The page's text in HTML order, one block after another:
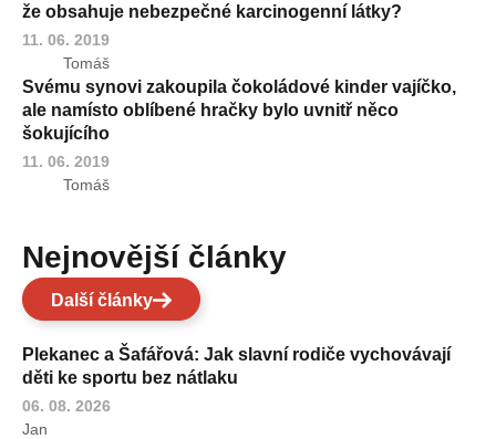
že obsahuje nebezpečné karcinogenní látky?
11. 06. 2019
Tomáš
Svému synovi zakoupila čokoládové kinder vajíčko,
ale namísto oblíbené hračky bylo uvnitř něco
šokujícího
11. 06. 2019
Tomáš
Nejnovější články
Další články
Plekanec a Šafářová: Jak slavní rodiče vychovávají
děti ke sportu bez nátlaku
06. 08. 2026
Jan